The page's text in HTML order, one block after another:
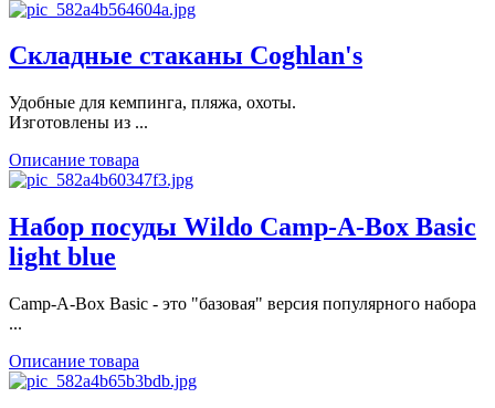
Складные стаканы Coghlan's
Удобные для кемпинга, пляжа, охоты.
Изготовлены из ...
Описание товара
Набор посуды Wildo Camp-A-Box Basic
light blue
Camp-A-Box Basic - это "базовая" версия популярного набора
...
Описание товара